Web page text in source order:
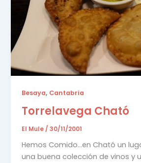
Besaya, Cantabria
Torrelavega Cható
El Mule /30/11/2001
Hemos Comido…en Cható un
una buena colección de vinos y